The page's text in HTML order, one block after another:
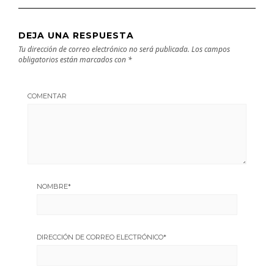
DEJA UNA RESPUESTA
Tu dirección de correo electrónico no será publicada. Los campos
obligatorios están marcados con *
COMENTAR
NOMBRE*
DIRECCIÓN DE CORREO ELECTRÓNICO*